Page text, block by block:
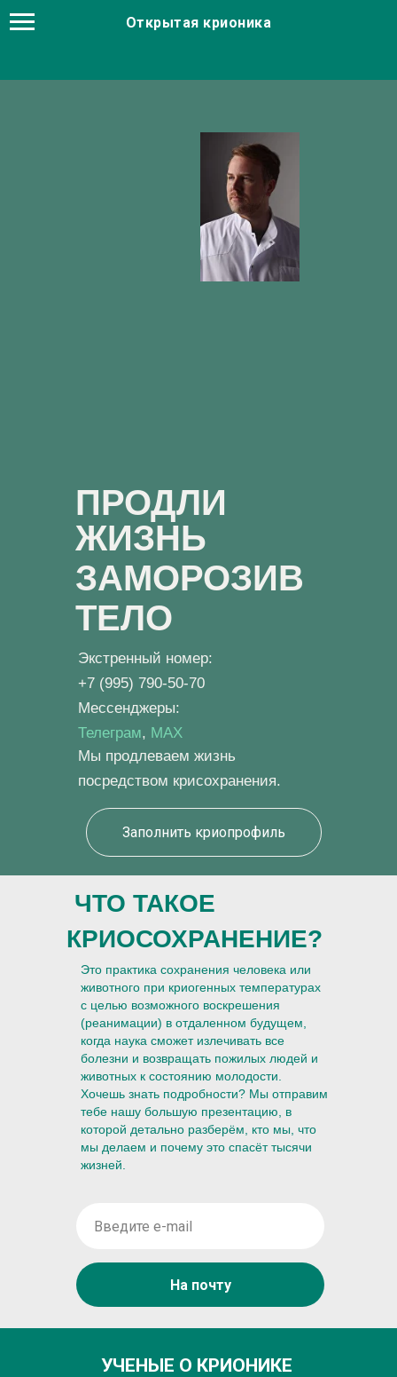
Открытая крионика
ПРОДЛИ
ЖИЗНЬ
ТЕЛО
ЗАМОРОЗИВ
Мы продлеваем жизнь
посредством крисохранения.
Экстренный номер:
+7 (995) 790-50-70
Мессенджеры:
Телеграм, MAX
Заполнить криопрофиль
ЧТО ТАКОЕ
Это практика сохранения человека или
животного при криогенных температурах
с целью возможного воскрешения
(реанимации) в отдаленном будущем,
когда наука сможет излечивать все
болезни и возвращать пожилых людей и
животных к состоянию молодости.
Хочешь знать подробности? Мы отправим
тебе нашу большую презентацию, в
которой детально разберём, кто мы, что
мы делаем и почему это спасёт тысячи
жизней.
На почту
КРИОСОХРАНЕНИЕ?
УЧЕНЫЕ О КРИОНИКЕ